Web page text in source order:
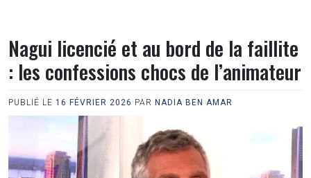
Nagui licencié et au bord de la faillite
: les confessions chocs de l’animateur
PUBLIÉ LE 16 FÉVRIER 2026 PAR NADIA BEN AMAR